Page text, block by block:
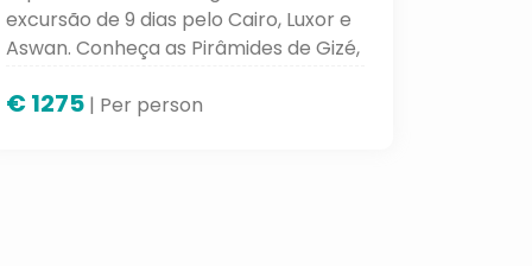
excursão de 9 dias pelo Cairo, Luxor e
Aswan. Conheça as Pirâmides de Gizé,
monumentos históricos de Aswan em
€1275 | Per person